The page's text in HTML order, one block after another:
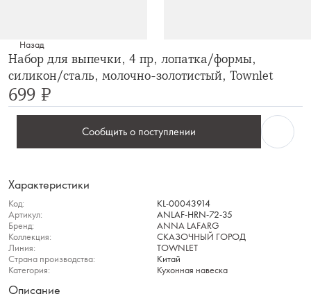
Назад
Набор для выпечки, 4 пр, лопатка/формы,
силикон/сталь, молочно-золотистый, Townlet
699 ₽
Сообщить о поступлении
Характеристики
Код:
KL-00043914
Артикул:
ANLAF-HRN-72-35
Бренд:
ANNA LAFARG
Коллекция:
СКАЗОЧНЫЙ ГОРОД
Линия:
TOWNLET
Страна производства:
Китай
Категория:
Кухонная навеска
Описание